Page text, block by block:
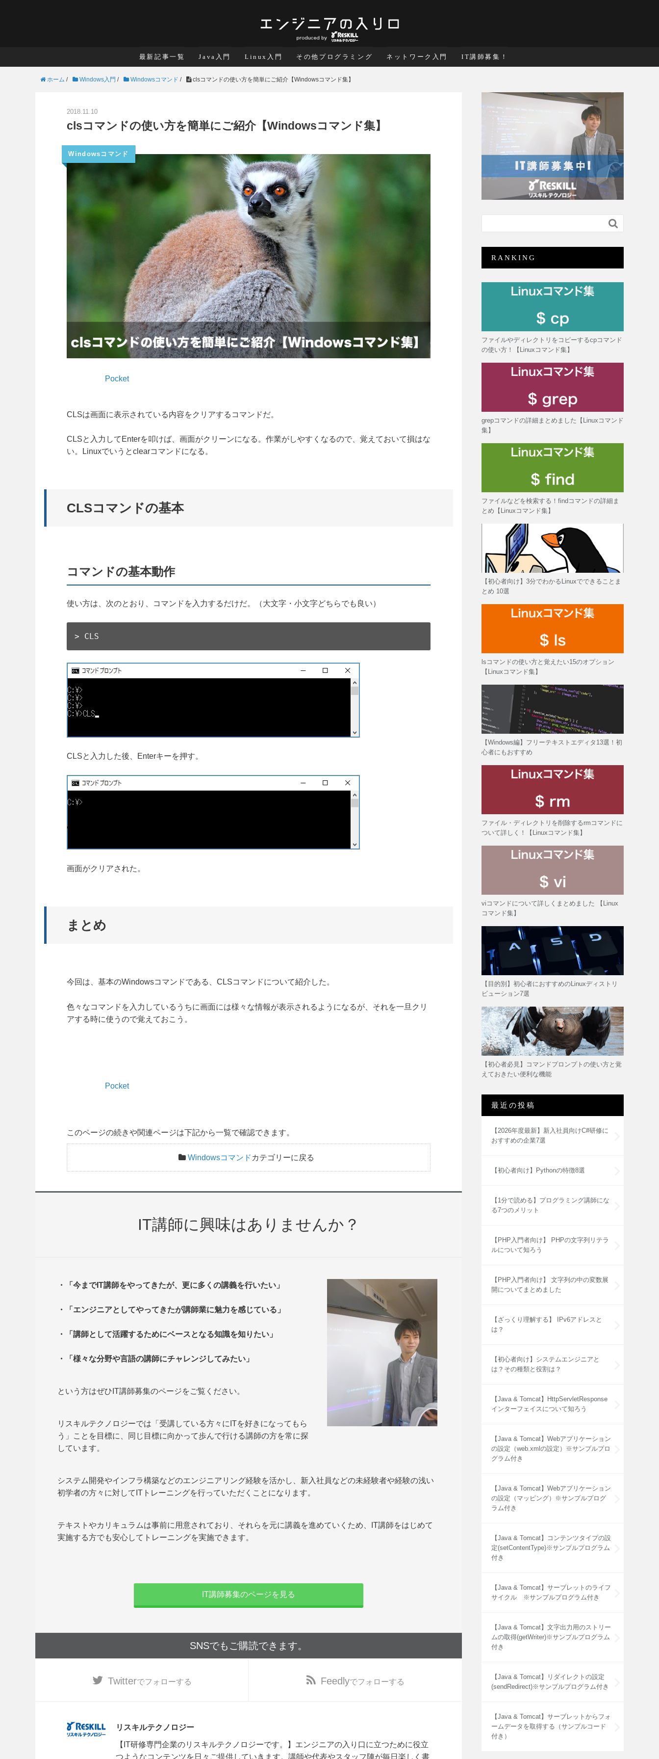
最新記事一覧 Java入門 Linux入門 その他プログラミング ネットワーク入門 IT講師募集！
ホーム / Windows入門 / Windowsコマンド / clsコマンドの使い方を簡単にご紹介【Windowsコマンド集】
2018.11.10
clsコマンドの使い方を簡単にご紹介【Windowsコマンド集】
Windowsコマンド
Pocket
CLSは画面に表示されている内容をクリアするコマンドだ。
CLSと入力してEnterを叩けば、画面がクリーンになる。作業がしやすくなるので、覚えておいて損はな
い。Linuxでいうとclearコマンドになる。
CLSコマンドの基本
コマンドの基本動作
使い方は、次のとおり、コマンドを入力するだけだ。（大文字・小文字どちらでも良い）
> CLS
CLSと入力した後、Enterキーを押す。
画面がクリアされた。
まとめ
今回は、基本のWindowsコマンドである、CLSコマンドについて紹介した。
色々なコマンドを入力しているうちに画面には様々な情報が表示されるようになるが、それを一旦クリ
アする時に使うので覚えておこう。
Pocket
このページの続きや関連ページは下記から一覧で確認できます。
Windowsコマンド カテゴリーに戻る
IT講師に興味はありませんか？
・「今までIT講師をやってきたが、更に多くの講義を行いたい」
・「エンジニアとしてやってきたが講師業に魅力を感じている」
・「講師として活躍するためにベースとなる知識を知りたい」
・「様々な分野や言語の講師にチャレンジしてみたい」
という方はぜひIT講師募集のページをご覧ください。
リスキルテクノロジーでは「受講している方々にITを好きになってもら
う」ことを目標に、同じ目標に向かって歩んで行ける講師の方を常に探
しています。
システム開発やインフラ構築などのエンジニアリング経験を活かし、新入社員などの未経験者や経験の浅い
初学者の方々に対してITトレーニングを行っていただくことになります。
テキストやカリキュラムは事前に用意されており、それらを元に講義を進めていくため、IT講師をはじめて
実施する方でも安心してトレーニングを実施できます。
IT講師募集のページを見る
SNSでもご購読できます。
Twitterでフォローする Feedlyでフォローする
リスキルテクノロジー
【IT研修専門企業のリスキルテクノロジーです。】エンジニアの入り口に立つために役立
つようなコンテンツを日々ご提供していきます。講師や代表やスタッフ陣が毎日楽しく書

RANKING
ファイルやディレクトリをコピーするcpコマンド
の使い方！【Linuxコマンド集】
grepコマンドの詳細まとめました【Linuxコマンド
集】
ファイルなどを検索する！findコマンドの詳細ま
とめ【Linuxコマンド集】
【初心者向け】3分でわかるLinuxでできることま
とめ 10選
lsコマンドの使い方と覚えたい15のオプション
【Linuxコマンド集】
【Windows編】フリーテキストエディタ13選！初
心者にもおすすめ
ファイル・ディレクトリを削除するrmコマンドに
ついて詳しく！【Linuxコマンド集】
viコマンドについて詳しくまとめました 【Linux
コマンド集】
【目的別】初心者におすすめのLinuxディストリ
ビューション7選
【初心者必見】コマンドプロンプトの使い方と覚
えておきたい便利な機能
最近の投稿
【2026年度最新】新入社員向けC#研修に
おすすめの企業7選
【初心者向け】Pythonの特徴8選
【1分で読める】プログラミング講師にな
る7つのメリット
【PHP入門者向け】 PHPの文字列リテラ
ルについて知ろう
【PHP入門者向け】 文字列の中の変数展
開についてまとめました
【ざっくり理解する】 IPv6アドレスと
は？
【初心者向け】システムエンジニアと
は？その種類と役割は？
【Java & Tomcat】HttpServletResponse
インターフェイスについて知ろう
【Java & Tomcat】Webアプリケーション
の設定（web.xmlの設定）※サンプルプロ
グラム付き
【Java & Tomcat】Webアプリケーション
の設定（マッピング）※サンプルプログ
ラム付き
【Java & Tomcat】コンテンツタイプの設
定(setContentType)※サンプルプログラム
付き
【Java & Tomcat】サーブレットのライフ
サイクル ※サンプルプログラム付き
【Java & Tomcat】文字出力用のストリー
ムの取得(getWriter)※サンプルプログラム
付き
【Java & Tomcat】リダイレクトの設定
(sendRedirect)※サンプルプログラム付き
【Java & Tomcat】サーブレットからフォ
ームデータを取得する（サンプルコード
付き）